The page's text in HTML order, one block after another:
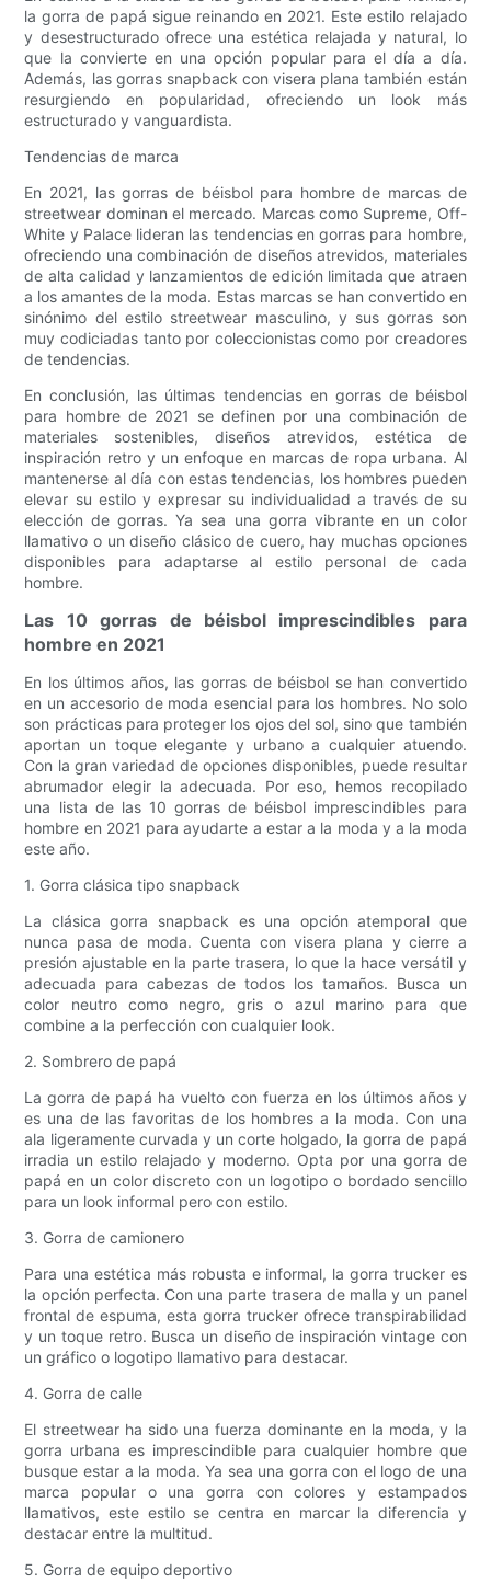
la gorra de papá sigue reinando en 2021. Este estilo relajado
y desestructurado ofrece una estética relajada y natural, lo
que la convierte en una opción popular para el día a día.
Además, las gorras snapback con visera plana también están
resurgiendo en popularidad, ofreciendo un look más
estructurado y vanguardista.
Tendencias de marca
En 2021, las gorras de béisbol para hombre de marcas de
streetwear dominan el mercado. Marcas como Supreme, Off-
White y Palace lideran las tendencias en gorras para hombre,
ofreciendo una combinación de diseños atrevidos, materiales
de alta calidad y lanzamientos de edición limitada que atraen
a los amantes de la moda. Estas marcas se han convertido en
sinónimo del estilo streetwear masculino, y sus gorras son
muy codiciadas tanto por coleccionistas como por creadores
de tendencias.
En conclusión, las últimas tendencias en gorras de béisbol
para hombre de 2021 se definen por una combinación de
materiales sostenibles, diseños atrevidos, estética de
inspiración retro y un enfoque en marcas de ropa urbana. Al
mantenerse al día con estas tendencias, los hombres pueden
elevar su estilo y expresar su individualidad a través de su
elección de gorras. Ya sea una gorra vibrante en un color
llamativo o un diseño clásico de cuero, hay muchas opciones
disponibles para adaptarse al estilo personal de cada
hombre.
Las 10 gorras de béisbol imprescindibles para
hombre en 2021
En los últimos años, las gorras de béisbol se han convertido
en un accesorio de moda esencial para los hombres. No solo
son prácticas para proteger los ojos del sol, sino que también
aportan un toque elegante y urbano a cualquier atuendo.
Con la gran variedad de opciones disponibles, puede resultar
abrumador elegir la adecuada. Por eso, hemos recopilado
una lista de las 10 gorras de béisbol imprescindibles para
hombre en 2021 para ayudarte a estar a la moda y a la moda
este año.
1. Gorra clásica tipo snapback
La clásica gorra snapback es una opción atemporal que
nunca pasa de moda. Cuenta con visera plana y cierre a
presión ajustable en la parte trasera, lo que la hace versátil y
adecuada para cabezas de todos los tamaños. Busca un
color neutro como negro, gris o azul marino para que
combine a la perfección con cualquier look.
2. Sombrero de papá
La gorra de papá ha vuelto con fuerza en los últimos años y
es una de las favoritas de los hombres a la moda. Con una
ala ligeramente curvada y un corte holgado, la gorra de papá
irradia un estilo relajado y moderno. Opta por una gorra de
papá en un color discreto con un logotipo o bordado sencillo
para un look informal pero con estilo.
3. Gorra de camionero
Para una estética más robusta e informal, la gorra trucker es
la opción perfecta. Con una parte trasera de malla y un panel
frontal de espuma, esta gorra trucker ofrece transpirabilidad
y un toque retro. Busca un diseño de inspiración vintage con
un gráfico o logotipo llamativo para destacar.
4. Gorra de calle
El streetwear ha sido una fuerza dominante en la moda, y la
gorra urbana es imprescindible para cualquier hombre que
busque estar a la moda. Ya sea una gorra con el logo de una
marca popular o una gorra con colores y estampados
llamativos, este estilo se centra en marcar la diferencia y
destacar entre la multitud.
5. Gorra de equipo deportivo